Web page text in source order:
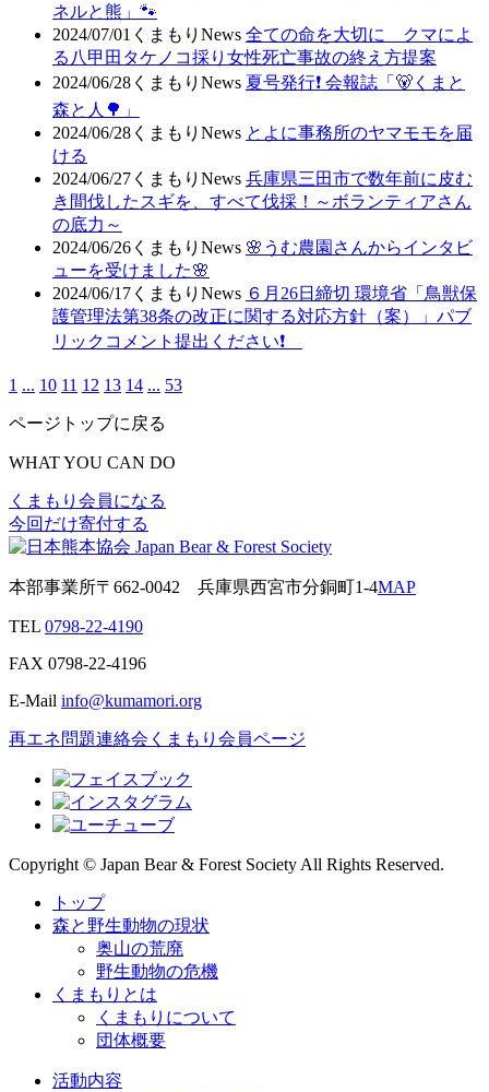
ネルと熊」🐾
2024/07/01 くまもりNews 全ての命を大切に クマによ
る八甲田タケノコ採り女性死亡事故の終え方提案
2024/06/28 くまもりNews 夏号発行❗️ 会報誌「🐻くまと
森と人🌳」
2024/06/28 くまもりNews とよに事務所のヤマモモを届
ける
2024/06/27 くまもりNews 兵庫県三田市で数年前に皮む
き間伐したスギを、すべて伐採！～ボランティアさん
の底力～
2024/06/26 くまもりNews 🌸うむ農園さんからインタビ
ューを受けました🌸
2024/06/17 くまもりNews ６月26日締切 環境省「鳥獣保
護管理法第38条の改正に関する対応方針（案）」パブ
リックコメント提出ください❗
1 ... 10 11 12 13 14 ... 53
ページトップに戻る
WHAT YOU CAN DO
くまもり会員になる
今回だけ寄付する
本部事業所〒662-0042 兵庫県西宮市分銅町1-4MAP
TEL 0798-22-4190
FAX 0798-22-4196
E-Mail info@kumamori.org
再エネ問題連絡会 くまもり会員ページ
Copyright © Japan Bear & Forest Society All Rights Reserved.
トップ
森と野生動物の現状
奥山の荒廃
野生動物の危機
くまもりとは
くまもりについて
団体概要
活動内容